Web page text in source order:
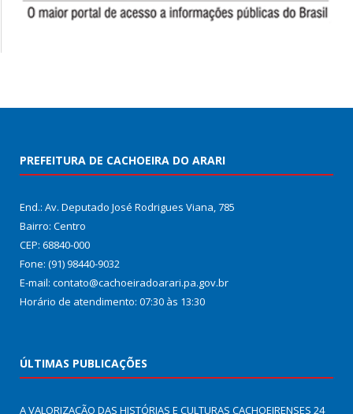
PREFEITURA DE CACHOEIRA DO ARARI
End.: Av. Deputado José Rodrigues Viana, 785
Bairro: Centro
CEP: 68840-000
Fone: (91) 98440-9032
E-mail: contato@cachoeiradoarari.pa.gov.br
Horário de atendimento: 07:30 às 13:30
ÚLTIMAS PUBLICAÇÕES
A VALORIZAÇÃO DAS HISTÓRIAS E CULTURAS CACHOEIRENSES 24